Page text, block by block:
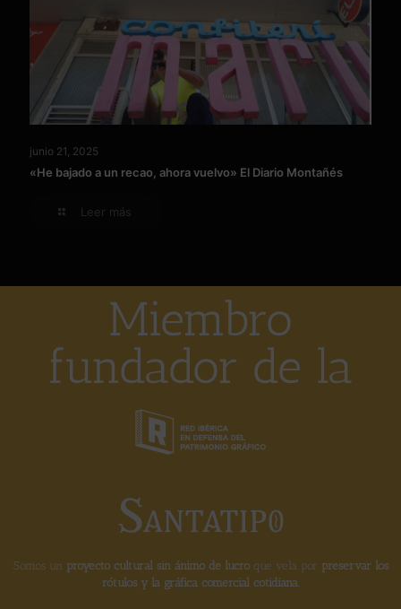
junio 21, 2025
«He bajado a un recao, ahora vuelvo» El Diario Montañés
Leer más
Miembro
fundador de la
Somos un proyecto cultural sin ánimo de lucroque vela por preservar los
rótulos y la gráfica comercial cotidiana.